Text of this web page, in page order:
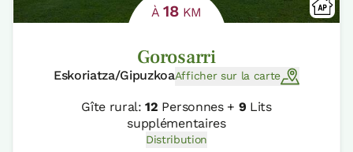
À18KM
Gorosarri
Eskoriatza/GipuzkoaAfficher sur la carte
Gîte rural:12 Personnes + 9 Lits
supplémentaires
Distribution